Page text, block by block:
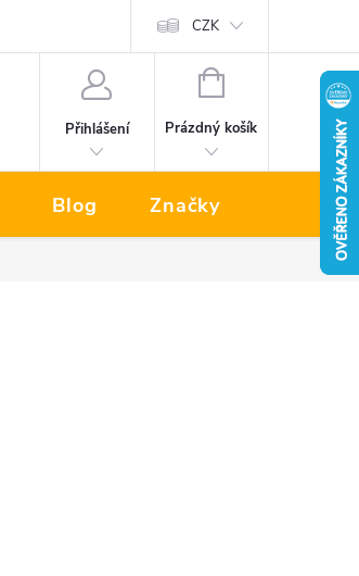
CZK
Přihlášení
NÁKUPNÍ
Prázdný košík
Blog Značky